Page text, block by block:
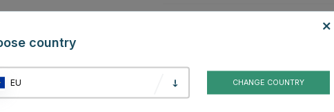
Auch in folgenden Farben erhältlich
country
EU CHANGE COUNTRY